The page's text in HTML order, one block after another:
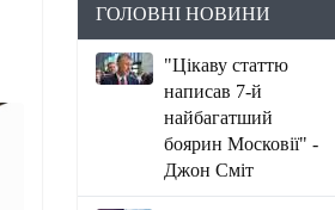
ГОЛОВНІ НОВИНИ
"Цікаву статтю
написав 7-й
найбагатший
боярин Московії" -
Джон Сміт